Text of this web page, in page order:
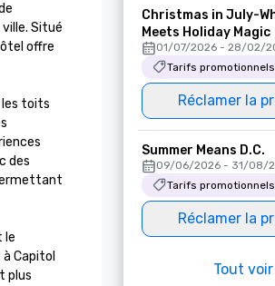
Situé
offre
les toits
des
le
Capitol
plus
Christmas in July-
Meets Holiday Magic
01/07/2026 - 28/02/
Tarifs promotionnels
Réclamer la
Summer Means D.C.
09/06/2026 - 31/08/
Tarifs promotionnels
Réclamer la
Tout